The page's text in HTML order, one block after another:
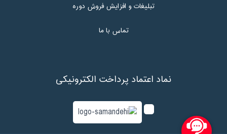
تبلیغات و افزایش فروش دوره
تماس با ما
نماد اعتماد پرداخت الکترونیکی